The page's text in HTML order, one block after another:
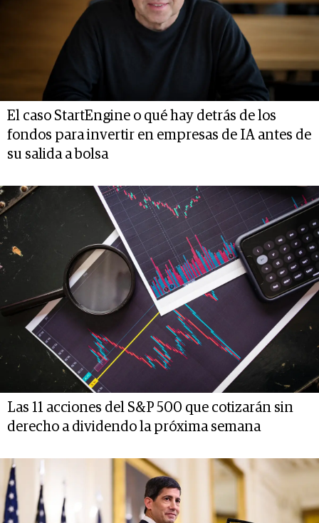
El caso StartEngine o qué hay detrás de los
fondos para invertir en empresas de IA antes de
su salida a bolsa
Las 11 acciones del S&P 500 que cotizarán sin
derecho a dividendo la próxima semana